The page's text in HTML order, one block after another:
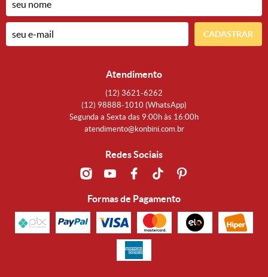
CADASTRAR
Atendimento
(12) 3621-6262
(12) 98888-1010 (WhatsApp)
Segunda a Sexta das 9:00h às 16:00h
atendimento@konbini.com.br
Redes Sociais
Formas de Pagamento